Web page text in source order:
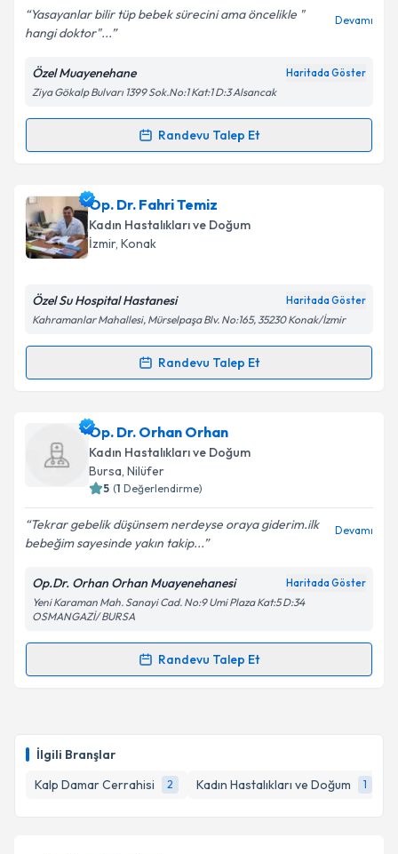
İlgili Branşlar
Kalp Damar Cerrahisi
2 Kadın Hastalıkları ve Doğum 1
Kişisel verilerimin işlenmesine ilişkin
Aydınlatma
Metni'ni okudum ve kişisel verilerimin belirtilen
kapsamda işlenmesini kabul ediyorum.
Yasayanlar bilir tüp bebek sürecini ama öncelikle "
hangi doktor"...
Devamı
Özel Muayenehane Haritada Göster
Ziya Gökalp Bulvarı 1399 Sok.No:1 Kat:1 D:3 Alsancak
Randevu Talep Et
Randevu Takvimi Talebi
Op. Dr. İsrael Aruhiçin randevu takvimi talebi
oluşturun. Size bu uzmandan randevu almanız için bir
takvim hazırlandığında e-posta ile bilgilendireceğiz.
Kişisel verilerimin işlenmesine ilişkin
Metni'ni okudum ve kişisel verilerimin belirtilen
Takvim Talebini Gönder
Op. Dr. Fahri Temiz
Kadın Hastalıkları ve Doğum
İzmir, Konak
Özel Su Hospital Hastanesi Haritada Göster
Kahramanlar Mahallesi, Mürselpaşa Blv. No:165, 35230 Konak/İzmir
Randevu Talep Et
Randevu Takvimi Talebi
Op. Dr. Fahri Temiziçin randevu takvimi talebi
oluşturun. Size bu uzmandan randevu almanız için bir
takvim hazırlandığında e-posta ile bilgilendireceğiz.
Kişisel verilerimin işlenmesine ilişkin
Aydınlatma
Metni'ni okudum ve kişisel verilerimin belirtilen
kapsamda işlenmesini kabul ediyorum.
Takvim Talebini Gönder
Op. Dr. Orhan Orhan
Kadın Hastalıkları ve Doğum
Bursa, Nilüfer
5 (1 Değerlendirme)
Tekrar gebelik düşünsem nerdeyse oraya giderim.ilk
bebeğim sayesinde yakın takip...
Devamı
Op.Dr. Orhan Orhan Muayenehanesi Haritada Göster
Yeni Karaman Mah. Sanayi Cad. No:9 Umi Plaza Kat:5 D:34
OSMANGAZİ/ BURSA
Randevu Talep Et
Randevu Takvimi Talebi
takvim hazırlandığında e-posta ile bilgilendireceğiz.
E-posta Adresiniz